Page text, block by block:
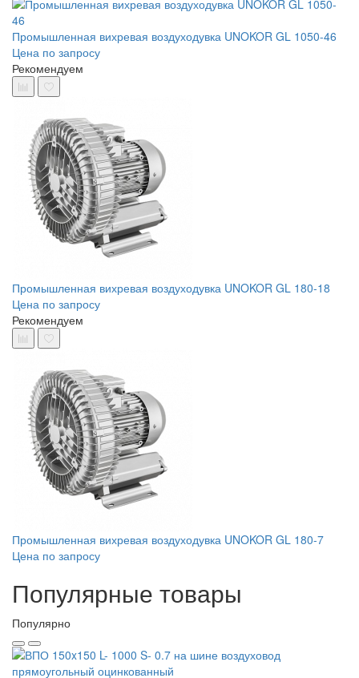
Промышленная вихревая воздуходувка UNOKOR GL 1050-46
Цена по запросу
Рекомендуем
Промышленная вихревая воздуходувка UNOKOR GL 180-18
Цена по запросу
Рекомендуем
Промышленная вихревая воздуходувка UNOKOR GL 180-7
Цена по запросу
Популярные товары
Популярно